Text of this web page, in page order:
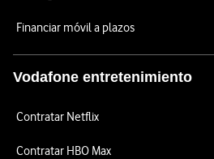
Financiar móvil a plazos
Vodafone entretenimiento
Contratar Netflix
Contratar HBO Max